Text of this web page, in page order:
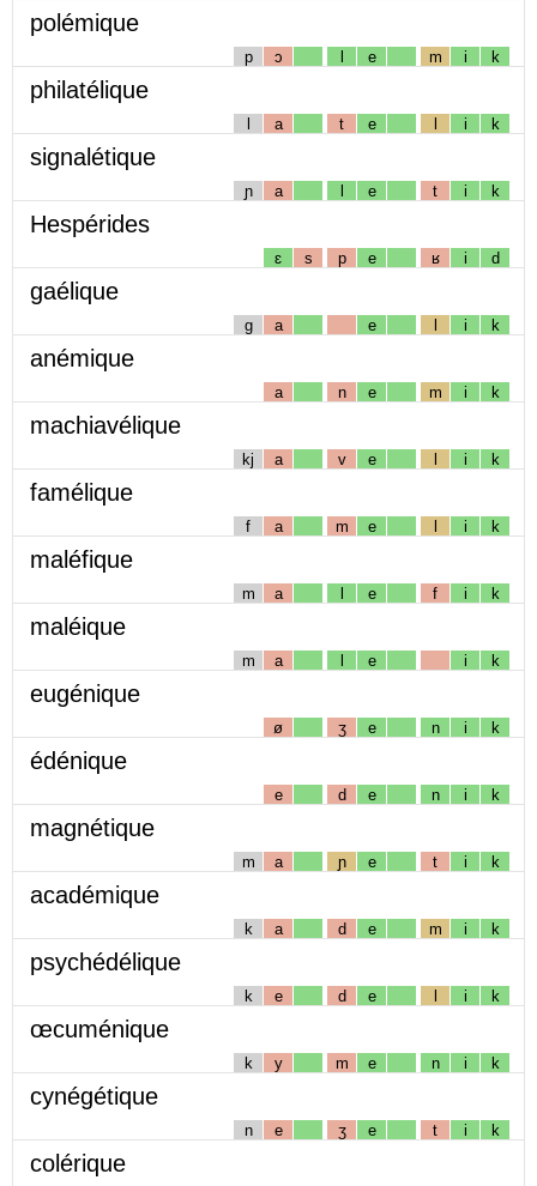
polémique
p ɔ l e m i k
philatélique
l a t e l i k
signalétique
ɲ a l e t i k
Hespérides
ɛ s p e ʁ i d
gaélique
g a e l i k
anémique
a n e m i k
machiavélique
kj a v e l i k
famélique
f a m e l i k
maléfique
m a l e f i k
maléique
m a l e i k
eugénique
ø ʒ e n i k
édénique
e d e n i k
magnétique
m a ɲ e t i k
académique
k a d e m i k
psychédélique
k e d e l i k
œcuménique
k y m e n i k
cynégétique
n e ʒ e t i k
colérique